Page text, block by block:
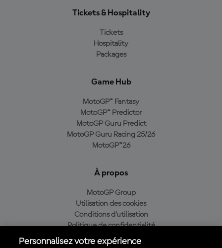
Tickets & Hospitality
Tickets
Hospitality
Packages
Game Hub
MotoGP™ Fantasy
MotoGP™ Predictor
MotoGP Guru Predict
MotoGP Guru Racing 25/26
MotoGP™26
À propos
MotoGP Group
Utilisation des cookies
Conditions d'utilisation
Politique de confidentialité
Politique d’achat
Personnalisez votre expérience